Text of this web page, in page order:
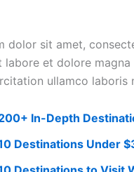
dolor sit amet,
labore et dolore
ullamco laboris
In-Depth
Destinations Under